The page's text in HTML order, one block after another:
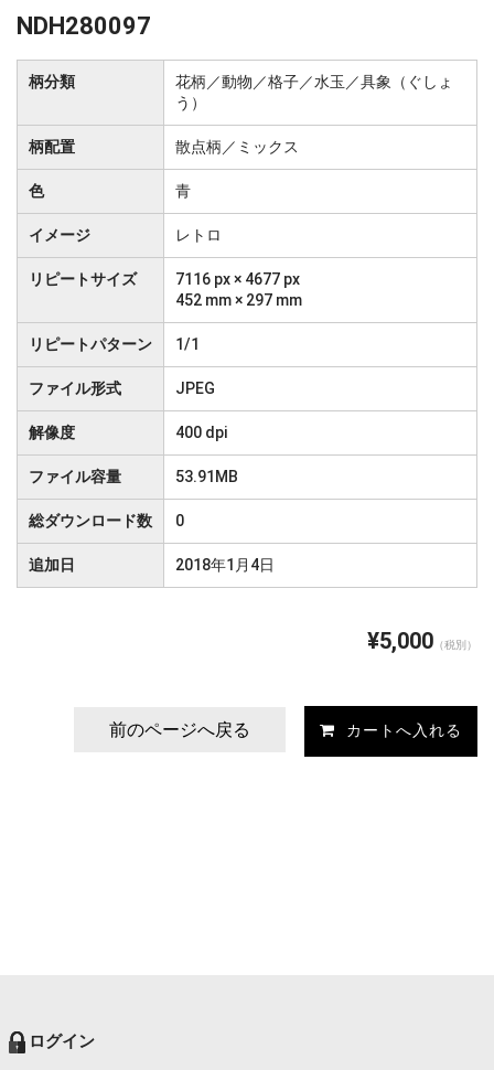
NDH280097
柄分類
花柄／動物／格子／水玉／具象（ぐしょ
う）
柄配置 散点柄／ミックス
色 青
イメージ レトロ
リピートサイズ
7116 px × 4677 px
452 mm × 297 mm
リピートパターン 1/1
ファイル形式 JPEG
解像度 400 dpi
ファイル容量 53.91MB
総ダウンロード数 0
追加日 2018年1月4日
¥5,000 （税別）
前のページへ戻る
ログイン